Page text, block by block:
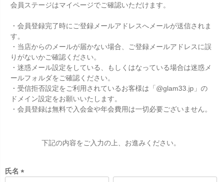
会員ステージはマイページでご確認いただけます。
・会員登録完了時にご登録メールアドレスへメールが送信されま
す。
・当店からのメールが届かない場合、ご登録メールアドレスに誤
りがないかご確認ください。
・迷惑メール設定をしている、もしくはなっている場合は迷惑メ
ールフォルダをご確認ください。
・受信拒否設定をご利用されているお客様は「@glam33.jp」の
ドメイン設定をお願いいたします。
・会員登録は無料で入会金や年会費用は一切必要ございません。
下記の内容をご入力の上、お進みください。
氏名